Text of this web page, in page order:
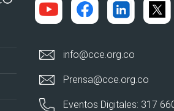
info@cce.org.co
Prensa@cce.org.co
Eventos Digitales: 317